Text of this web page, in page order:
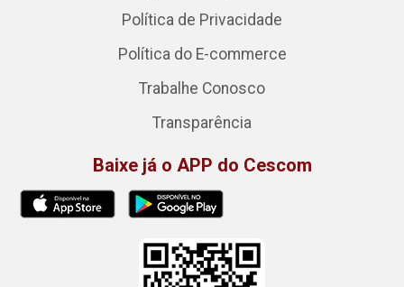
Política de Privacidade
Política do E-commerce
Trabalhe Conosco
Transparência
Baixe já o APP do Cescom